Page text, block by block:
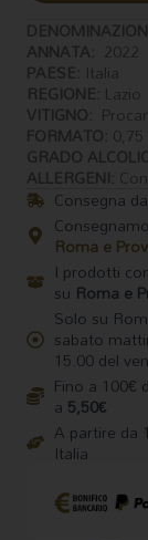
ANNATA: 2022
PAESE: Italia
REGIONE: Lazio
VITIGNO:
FORMATO: 0,75
GRADO
ALLERGENI:
Consegna
Consegnamo
Roma e
I prodotti
su Roma e
Solo su
sabato
15.00 del
Fino a 100€
a 5,50€
A partire da
Italia